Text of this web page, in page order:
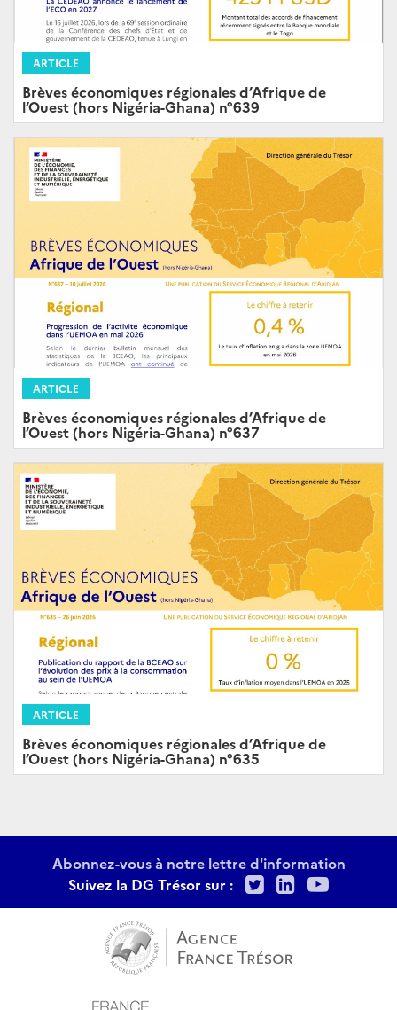
ARTICLE
Brèves économiques régionales d’Afrique de
l’Ouest (hors Nigéria-Ghana) n°639
ARTICLE
Brèves économiques régionales d’Afrique de
l’Ouest (hors Nigéria-Ghana) n°637
ARTICLE
Brèves économiques régionales d’Afrique de
l’Ouest (hors Nigéria-Ghana) n°635
Abonnez-vous à notre lettre d'information
Suivez la DG Trésor sur :
TwitterLinkedIn